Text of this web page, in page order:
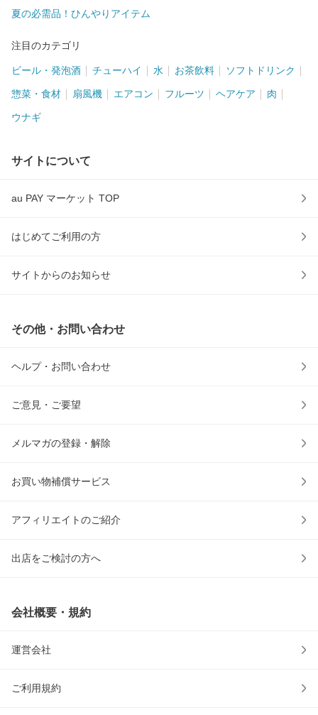
夏の必需品！ひんやりアイテム
注目のカテゴリ
ビール・発泡酒 チューハイ 水 お茶飲料 ソフトドリンク
惣菜・食材 扇風機 エアコン フルーツ ヘアケア 肉
ウナギ
サイトについて
au PAY マーケット TOP
はじめてご利用の方
サイトからのお知らせ
その他・お問い合わせ
ヘルプ・お問い合わせ
ご意見・ご要望
メルマガの登録・解除
お買い物補償サービス
アフィリエイトのご紹介
出店をご検討の方へ
会社概要・規約
運営会社
ご利用規約